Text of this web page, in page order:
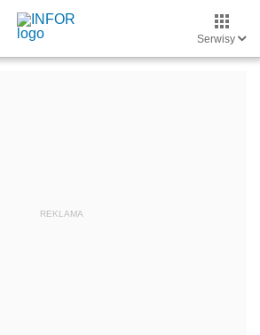
Serwisy